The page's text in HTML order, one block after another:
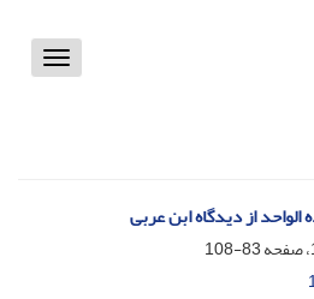
Toggle
از دیدگاه ابن عربی
83-108